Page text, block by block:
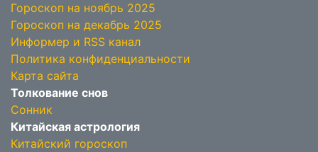
Гороскоп на ноябрь 2025
Гороскоп на декабрь 2025
Информер и RSS канал
Политика конфиденциальности
Карта сайта
Толкование снов
Сонник
Китайская астрология
Китайский гороскоп